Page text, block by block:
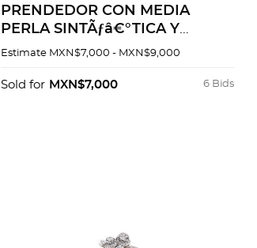
PRENDEDOR CON MEDIA
PERLA SINTÃƒâ€°TICA Y
DIAMANTES EN PLATA
Estimate MXN$7,000 - MXN$9,000
6 Bids
Sold for MXN$7,000